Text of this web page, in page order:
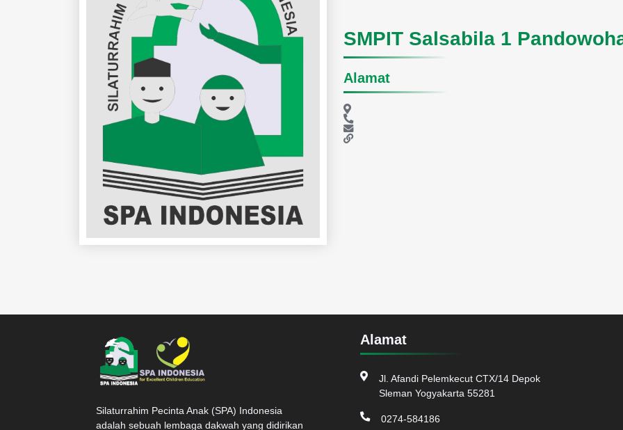
SMPIT Salsabila 1
Alamat
Silaturrahim Pecinta Anak (SPA) Indonesia
adalah sebuah lembaga dakwah yang didirikan
Alamat
Jl. Afandi Pelemkecut CTX/14 Depok
Sleman Yogyakarta 55281
0274-584186